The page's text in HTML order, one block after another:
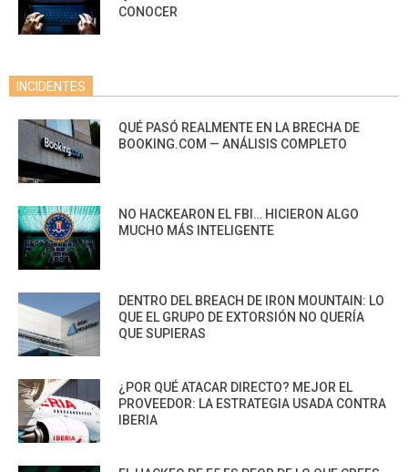
CONOCER
INCIDENTES
QUÉ PASÓ REALMENTE EN LA BRECHA DE
BOOKING.COM — ANÁLISIS COMPLETO
NO HACKEARON EL FBI… HICIERON ALGO
MUCHO MÁS INTELIGENTE
DENTRO DEL BREACH DE IRON MOUNTAIN: LO
QUE EL GRUPO DE EXTORSIÓN NO QUERÍA
QUE SUPIERAS
¿POR QUÉ ATACAR DIRECTO? MEJOR EL
PROVEEDOR: LA ESTRATEGIA USADA CONTRA
IBERIA